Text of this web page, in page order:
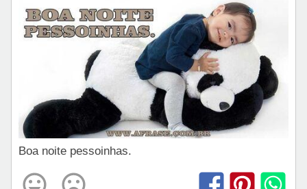
Boa noite pessoinhas.